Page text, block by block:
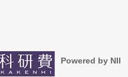
Powered by NII